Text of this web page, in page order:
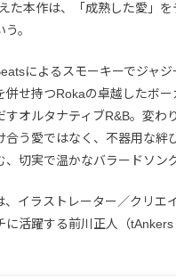
た本作は、「成熟した愛」を
。
によるスモーキーでジャ
併せ持つRokaの卓越したボ
すオルタナティブR&B。変わ
合う愛ではなく、不器用な絆
、切実で温かなバラードソン
、イラストレーター／クリエ
に活躍する前川正人（